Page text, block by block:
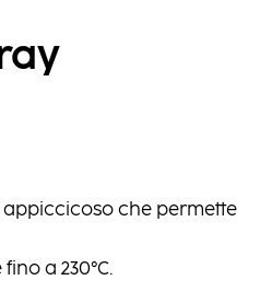
che permette
a 230°C.